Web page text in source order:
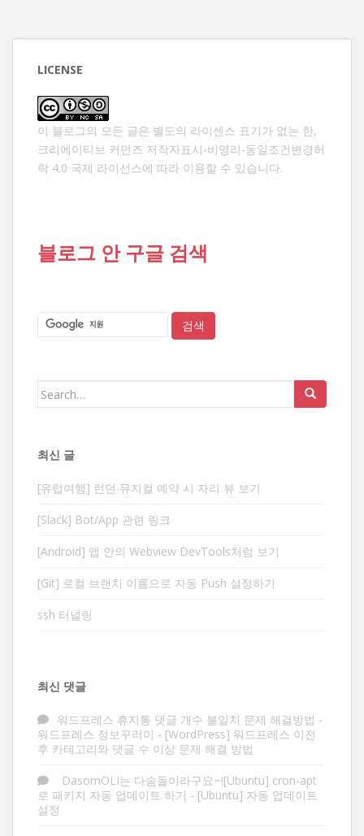
LICENSE
이 블로그의 모든 글은 별도의 라이센스 표기가 없는 한,
크리에이티브 커먼즈 저작자표시-비영리-동일조건변경허
락 4.0 국제 라이선스에 따라 이용할 수 있습니다.
블로그 안 구글 검색
Search
최신 글
[유럽여행] 런던 뮤지컬 예약 시 자리 뷰 보기
[Slack] Bot/App 관련 링크
[Android] 앱 안의 Webview DevTools처럼 보기
[Git] 로컬 브랜치 이름으로 자동 Push 설정하기
ssh 터널링
최신 댓글
워드프레스 휴지통 댓글 개수 불일치 문제 해결방법 -
워드프레스 정보꾸러미 - [WordPress] 워드프레스 이전
후 카테고리와 댓글 수 이상 문제 해결 방법
DasomOLI는 다솜돌이라구요~![Ubuntu] cron-apt
로 패키지 자동 업데이트 하기 - [Ubuntu] 자동 업데이트
설정